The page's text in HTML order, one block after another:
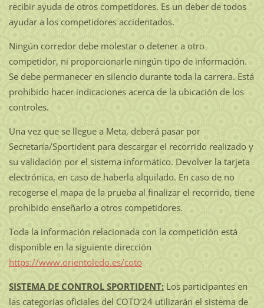
recibir ayuda de otros competidores. Es un deber de todos
ayudar a los competidores accidentados.
Ningún corredor debe molestar o detener a otro
competidor, ni proporcionarle ningún tipo de información.
Se debe permanecer en silencio durante toda la carrera. Está
prohibido hacer indicaciones acerca de la ubicación de los
controles.
Una vez que se llegue a Meta, deberá pasar por
Secretaría/Sportident para descargar el recorrido realizado y
su validación por el sistema informático. Devolver la tarjeta
electrónica, en caso de haberla alquilado. En caso de no
recogerse el mapa de la prueba al finalizar el recorrido, tiene
prohibido enseñarlo a otros competidores.
Toda la información relacionada con la competición está
disponible en la siguiente dirección
https://www.orientoledo.es/coto
SISTEMA DE CONTROL SPORTIDENT:Los participantes en
las categorías oficiales del COTO’24 utilizarán el sistema de